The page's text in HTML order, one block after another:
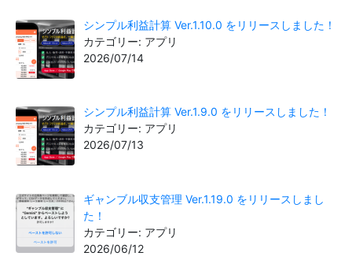
シンプル利益計算 Ver.1.10.0 をリリースしました！
カテゴリー: アプリ
2026/07/14
シンプル利益計算 Ver.1.9.0 をリリースしました！
カテゴリー: アプリ
2026/07/13
ギャンブル収支管理 Ver.1.19.0 をリリースしまし
た！
カテゴリー: アプリ
2026/06/12